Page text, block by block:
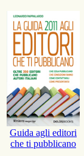
Guida agli editori
che ti pubblicano